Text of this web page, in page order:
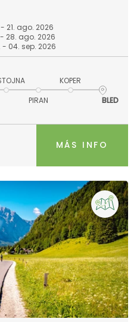
21. ago. 2026
28. ago. 2026
- 04. sep. 2026
PIRAN
KOPER
BLED
MÁS INFO